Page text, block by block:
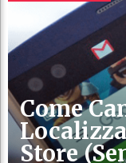
Come
Store